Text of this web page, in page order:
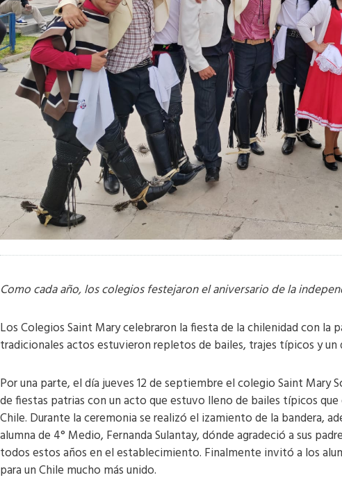
Como cada año, los colegios festejaron el aniversario de la
Los Colegios Saint Mary celebraron la fiesta de la chilenidad con la
tradicionales actos estuvieron repletos de bailes, trajes típicos y
Por una parte, el día jueves 12 de septiembre el colegio Saint Mary
de fiestas patrias con un acto que estuvo lleno de bailes típicos
Chile. Durante la ceremonia se realizó el izamiento de la bandera,
alumna de 4° Medio, Fernanda Sulantay, dónde agradeció a sus
todos estos años en el establecimiento. Finalmente invitó a los
para un Chile mucho más unido.